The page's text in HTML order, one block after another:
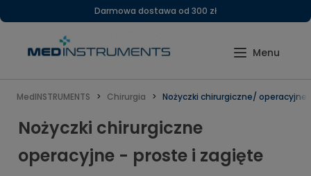
Darmowa dostawa od 300 zł
MedINSTRUMENTS Chirurgia Nożyczki chirurgiczne/ operacyjne
Nożyczki chirurgiczne
operacyjne - proste i zagięte